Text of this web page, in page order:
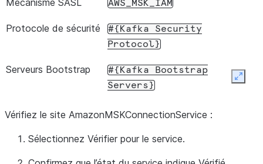
Mécanisme SASL AWS_MSK_IAM
Protocole de sécurité #{Kafka
Security
Protocol}
Serveurs Bootstrap #{Kafka
Bootstrap
Servers}
Vérifiez le site AmazonMSKConnectionService :
Sélectionnez Vérifier pour le service.